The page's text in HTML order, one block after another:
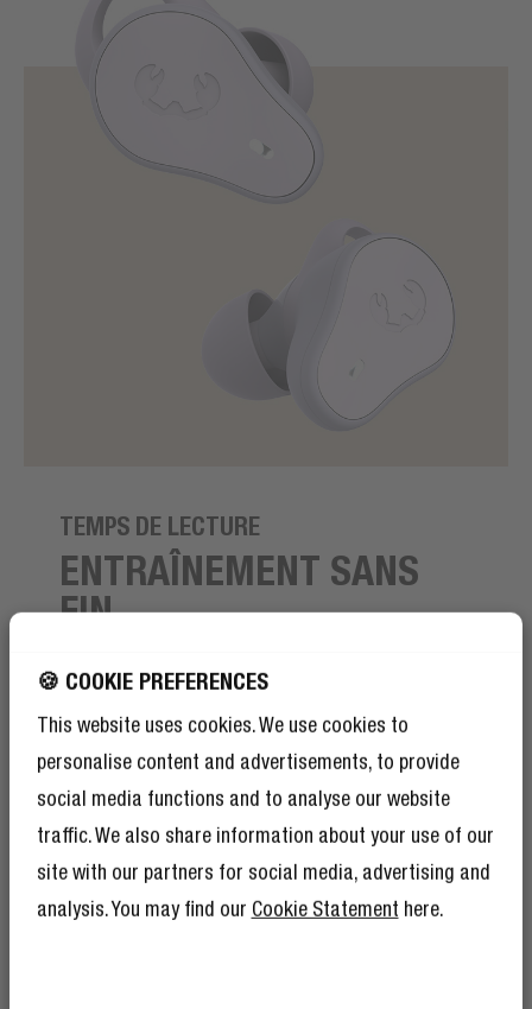
🍪 COOKIE PREFERENCES
This website uses cookies. We use cookies to
personalise content and advertisements, to provide
social media functions and to analyse our website
traffic. We also share information about your use of our
site with our partners for social media, advertising and
analysis. You may find our Cookie Statement here.
TEMPS DE LECTURE
ENTRAÎNEMENT SANS
FIN
Vous pouvez utiliser les Twins Move pendant un
sans avoir à les recharger. Les écouteurs ont 6 heures
de lecture par charge unique et avec le boîtier de
chargement, vous aurez 24 heures de lecture
totale des Twins Move à 30 heures.